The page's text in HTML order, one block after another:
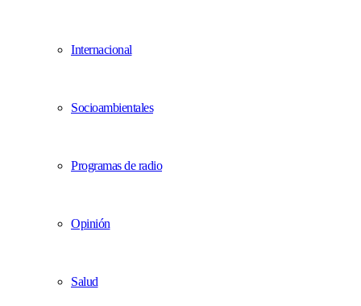
Internacional
Socioambientales
Programas de radio
Opinión
Salud